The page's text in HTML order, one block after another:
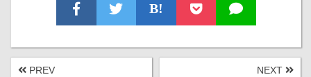
B!
PREV NEXT